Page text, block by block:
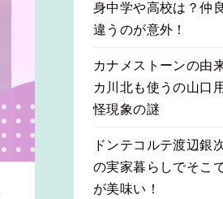
身中学や高校は？仲
違うのが意外！
カナメストーンの由
カ川北も使うの山口
怪現象の謎
ドンテコルテ渡辺銀
の実家暮らしでそこ
が美味い！